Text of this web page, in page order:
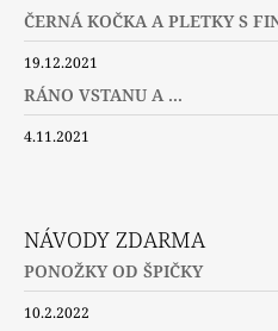
ČERNÁ KOČKA A PLETKY S
19.12.2021
RÁNO VSTANU A ...
4.11.2021
NÁVODY ZDARMA
PONOŽKY OD ŠPIČKY
10.2.2022